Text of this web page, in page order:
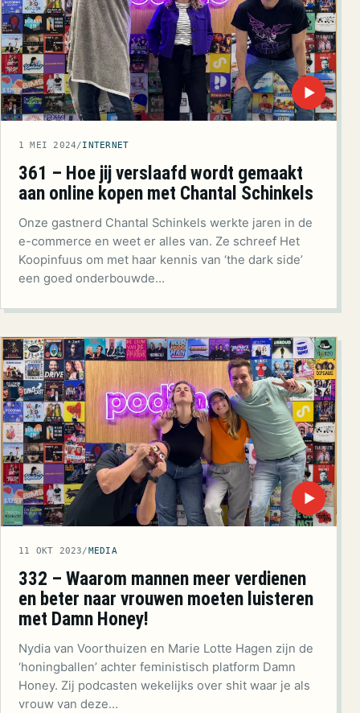
▶
1 MEI 2024/INTERNET
361 – Hoe jij verslaafd wordt gemaakt
aan online kopen met Chantal Schinkels
Onze gastnerd Chantal Schinkels werkte jaren in de
e-commerce en weet er alles van. Ze schreef Het
Koopinfuus om met haar kennis van ‘the dark side’
een goed onderbouwde…
▶
11 OKT 2023/ MEDIA
332 – Waarom mannen meer verdienen
en beter naar vrouwen moeten luisteren
met Damn Honey!
Nydia van Voorthuizen en Marie Lotte Hagen zijn de
‘honingballen’ achter feministisch platform Damn
Honey. Zij podcasten wekelijks over shit waar je als
vrouw van deze…